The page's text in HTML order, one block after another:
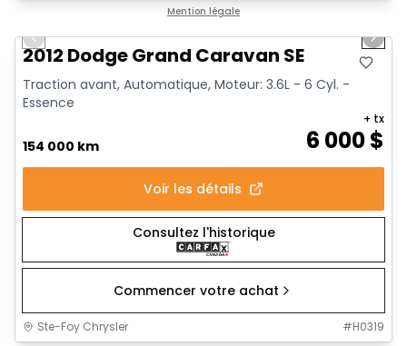
Mention légale
Previous slide Next
2012 Dodge Grand Caravan SE
Traction avant, Automatique, Moteur: 3.6L - 6 Cyl. -
Essence
154 000 km 6 000$
+ tx
Voir les détails
Consultez l'historique
Commencer votre achat
Ste-Foy Chrysler #H0319